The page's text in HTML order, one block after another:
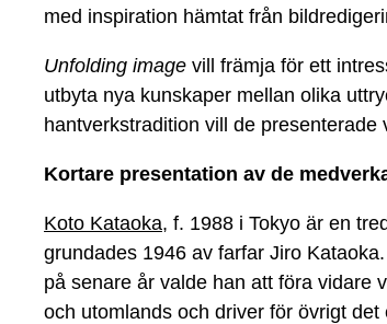
med inspiration hämtat från
Unfolding image vill främja för ett
utbyta nya kunskaper mellan olika
hantverkstradition vill de
Kortare presentation av de
Koto Kataoka, f. 1988 i Tokyo är en
grundades 1946 av farfar Jiro
på senare år valde han att föra vidare
och utomlands och driver för övrigt